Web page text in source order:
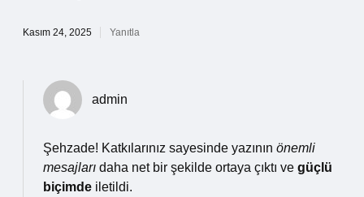
Kasım 24, 2025 Yanıtla
admin
Şehzade! Katkılarınız sayesinde yazının önemli
mesajları daha net bir şekilde ortaya çıktı ve güçlü
biçimde iletildi.